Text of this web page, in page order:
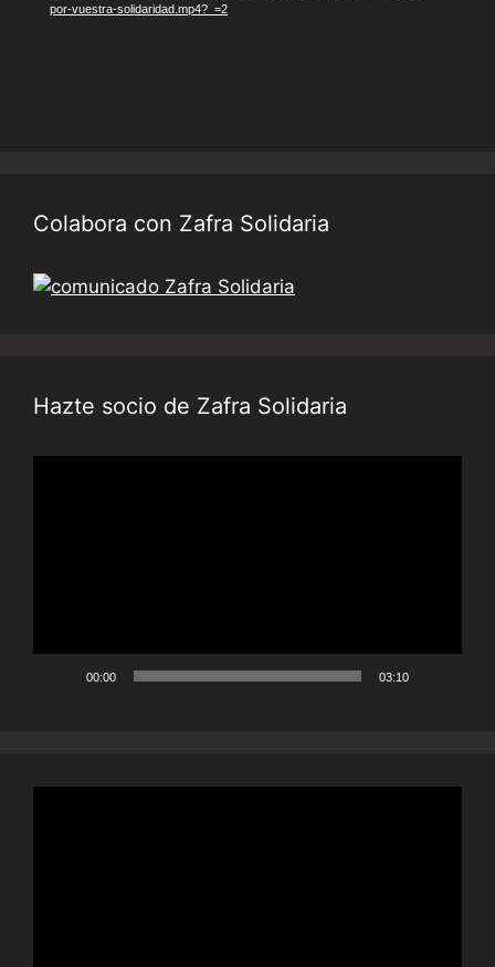
por-vuestra-solidaridad.mp4?_=2
Colabora con Zafra Solidaria
Hazte socio de Zafra Solidaria
00:00 03:10